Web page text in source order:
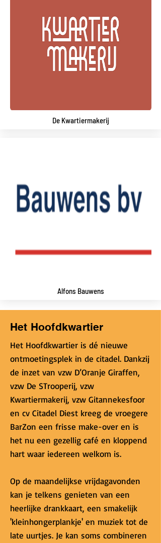
De Kwartiermakerij
Alfons Bauwens
Het Hoofdkwartier
Het Hoofdkwartier is dé nieuwe
ontmoetingsplek in de citadel. Dankzij
de inzet van vzw D’Oranje Giraffen,
vzw De STrooperij, vzw
Kwartiermakerij, vzw Gitannekesfoor
en cv Citadel Diest kreeg de vroegere
BarZon een frisse make-over en is
het nu een gezellig café en kloppend
hart waar iedereen welkom is.
Op de maandelijkse vrijdagavonden
kan je telkens genieten van een
heerlijke drankkaart, een smakelijk
'kleinhongerplankje' en muziek tot de
late uurtjes. Je kan soms combineren